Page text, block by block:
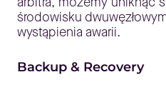
środowisku
wystąpienia awarii.
Backup & Recovery